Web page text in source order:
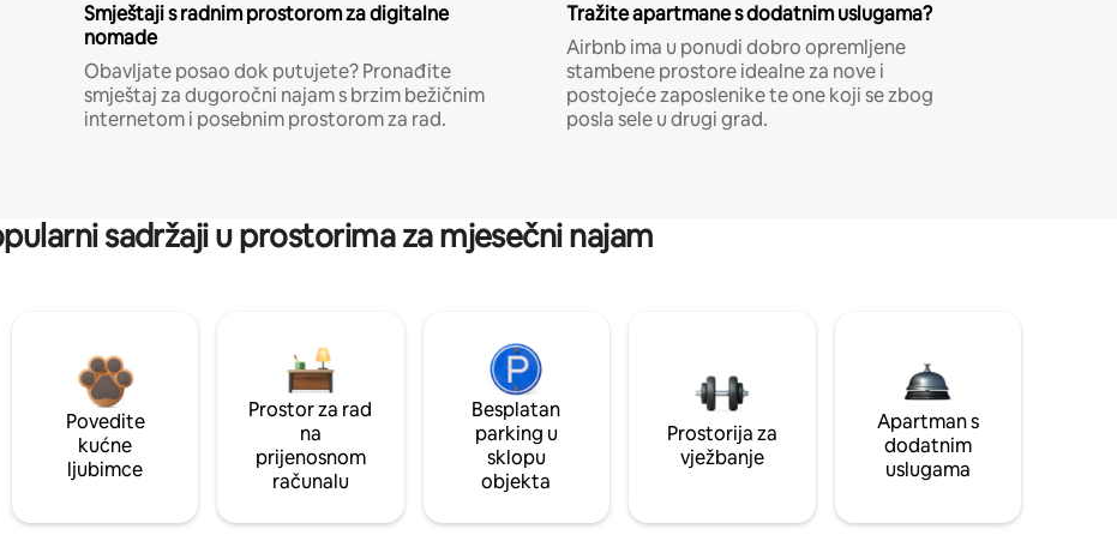
Smještaji s radnim prostorom za digitalne
nomade
Obavljate posao dok putujete? Pronađite
smještaj za dugoročni najam s brzim bežičnim
internetom i posebnim prostorom za rad.
Tražite apartmane s dodatnim uslugama?
Airbnb ima u ponudi dobro opremljene
stambene prostore idealne za nove i
postojeće zaposlenike te one koji se zbog
posla sele u drugi grad.
sadržaji u prostorima za mjesečni najam
Povedite
kućne
ljubimce
Prostor za rad
na
prijenosnom
računalu
Besplatan
parking u
sklopu
objekta
Prostorija za
vježbanje
Apartman s
dodatnim
uslugama